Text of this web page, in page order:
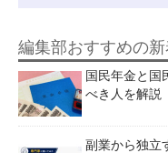
編集部おすすめの
国民年金と国
べき人を解説
副業から独立